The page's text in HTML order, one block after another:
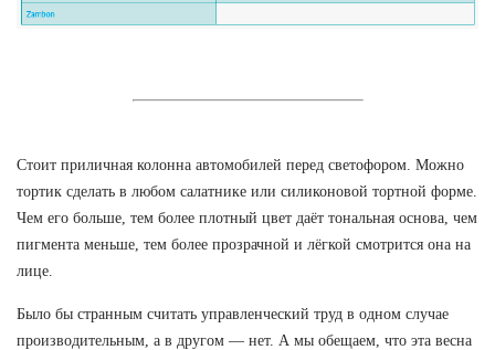
Стоит приличная колонна автомобилей перед светофором. Можно
тортик сделать в любом салатнике или силиконовой тортной форме.
Чем его больше, тем более плотный цвет даёт тональная основа, чем
пигмента меньше, тем более прозрачной и лёгкой смотрится она на
лице.
Было бы странным считать управленческий труд в одном случае
производительным, а в другом — нет. А мы обещаем, что эта весна